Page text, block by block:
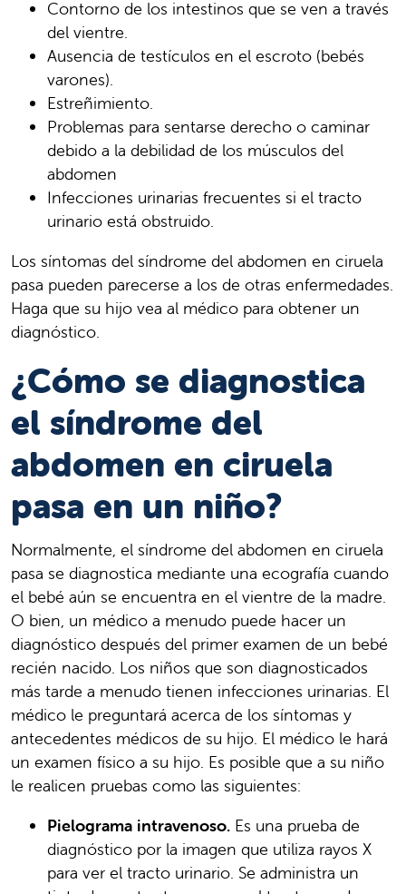
Contorno de los intestinos que se ven a través
del vientre.
Ausencia de testículos en el escroto (bebés
varones).
Estreñimiento.
Problemas para sentarse derecho o caminar
debido a la debilidad de los músculos del
abdomen
Infecciones urinarias frecuentes si el tracto
urinario está obstruido.
Los síntomas del síndrome del abdomen en ciruela
pasa pueden parecerse a los de otras enfermedades.
Haga que su hijo vea al médico para obtener un
diagnóstico.
¿Cómo se diagnostica
el síndrome del
abdomen en ciruela
pasa en un niño?
Normalmente, el síndrome del abdomen en ciruela
pasa se diagnostica mediante una ecografía cuando
el bebé aún se encuentra en el vientre de la madre.
O bien, un médico a menudo puede hacer un
diagnóstico después del primer examen de un bebé
recién nacido. Los niños que son diagnosticados
más tarde a menudo tienen infecciones urinarias. El
médico le preguntará acerca de los síntomas y
antecedentes médicos de su hijo. El médico le hará
un examen físico a su hijo. Es posible que a su niño
le realicen pruebas como las siguientes:
Pielograma intravenoso. Es una prueba de
diagnóstico por la imagen que utiliza rayos X
para ver el tracto urinario. Se administra un